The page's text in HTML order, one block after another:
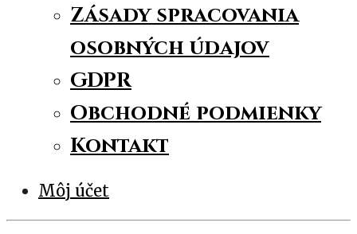
Zásady spracovania
osobných údajov
GDPR
Obchodné podmienky
Kontakt
Môj účet